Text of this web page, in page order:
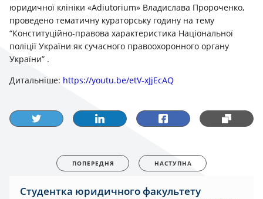
юридичної клініки «Adiutorium» Владислава Пророченко,
проведено тематичну кураторську годину на тему
“Конституційно-правова характеристика Національної
поліції України як сучасного правоохоронного органу
України” .
Дитальніше: https://youtu.be/etV-xJjEcAQ
ПОПЕРЕДНЯ НАСТУПНА
Студентка юридичного факультету